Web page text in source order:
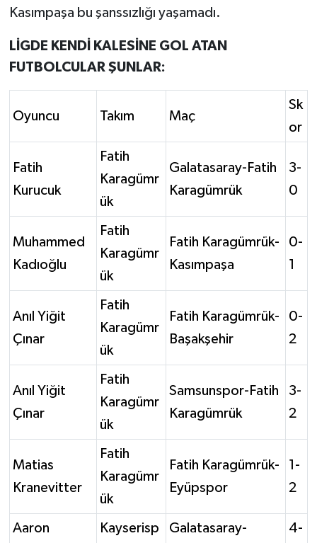
Kasımpaşa bu şanssızlığı yaşamadı.
LİGDE KENDİ KALESİNE GOL ATAN
FUTBOLCULAR ŞUNLAR:
Oyuncu Takım Maç
Sk
or
Fatih
Kurucuk
Fatih
Karagümr
ük
Galatasaray-Fatih
Karagümrük
3-
0
Muhammed
Kadıoğlu
Fatih
Karagümr
ük
Fatih Karagümrük-
Kasımpaşa
0-
1
Anıl Yiğit
Çınar
Fatih
Karagümr
ük
Fatih Karagümrük-
Başakşehir
0-
2
Anıl Yiğit
Çınar
Fatih
Karagümr
ük
Samsunspor-Fatih
Karagümrük
3-
2
Matias
Kranevitter
Fatih
Karagümr
ük
Fatih Karagümrük-
Eyüpspor
1-
2
Aaron
Kayserisp
Galatasaray-
4-